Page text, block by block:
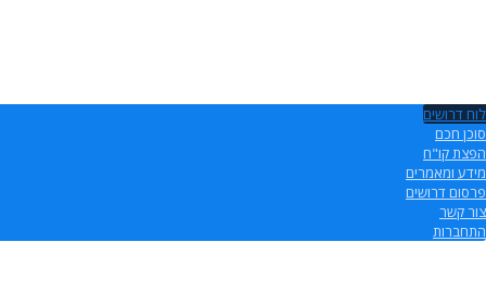
לוח דרושים
סוכן חכם
הפצת קו"ח
מידע ומאמרים
פרסום דרושים
צור קשר
התחברות